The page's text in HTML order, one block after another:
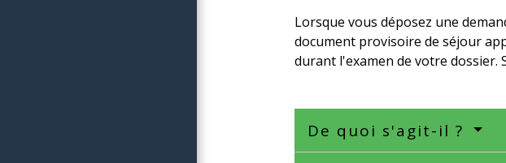
Lorsque vous déposez une
document provisoire de séjour
durant l'examen de votre dossier.
De quoi s'agit-il ?